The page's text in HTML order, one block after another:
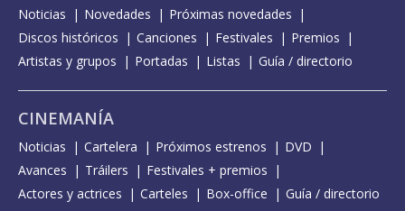
Noticias Novedades
Próximas novedades
Discos históricos
Canciones Festivales
Premios
Artistas y grupos
Portadas Listas Guía / directorio
CINEMANÍA
Noticias Cartelera Próximos estrenos
DVD
Avances
Tráilers
Festivales + premios
Actores y actrices
Carteles Box-office Guía / directorio